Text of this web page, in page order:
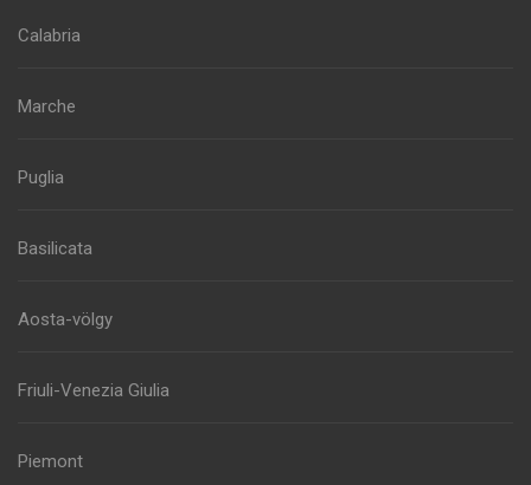
Calabria
Marche
Puglia
Basilicata
Aosta-völgy
Friuli-Venezia Giulia
Piemont